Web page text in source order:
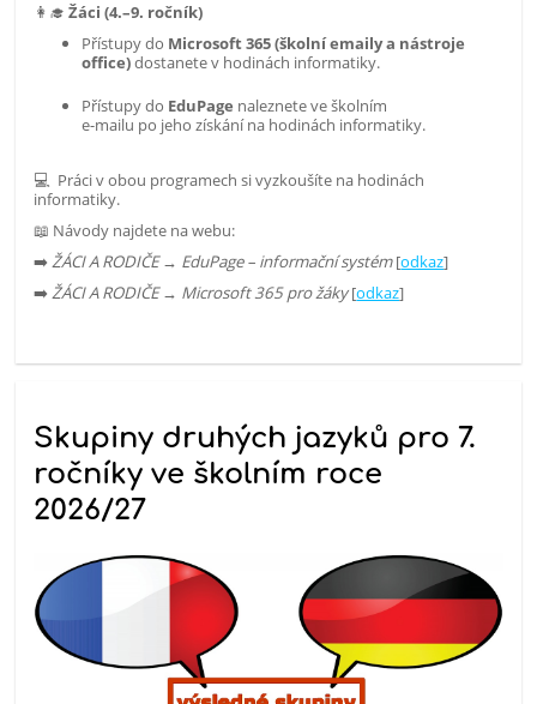
👩‍🎓Žáci (4.–9. ročník)
Přístupy do Microsoft 365 (školní emaily a nástroje
office)dostanete v hodinách informatiky.
Přístupy do EduPage naleznete ve školním
e-mailu po jeho získání na hodinách informatiky.
💻 Práci v obou programech si vyzkoušíte na hodinách
informatiky.
📖 Návody najdete na webu:
➡️ŽÁCI A RODIČE → EduPage – informační systém[odkaz]
➡️ŽÁCI A RODIČE → Microsoft 365 pro žáky[odkaz]
Skupiny druhých jazyků pro 7.
ročníky ve školním roce
2026/27